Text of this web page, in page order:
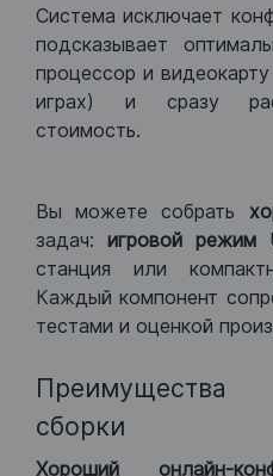
Система исключает
подсказывает
процессор и
играх) и сразу
стоимость.
Вы можете собрать
задач: игровой режим
станция или
Каждый компонент
тестами и оценкой
Преимущества
сборки
Хороший онлайн-